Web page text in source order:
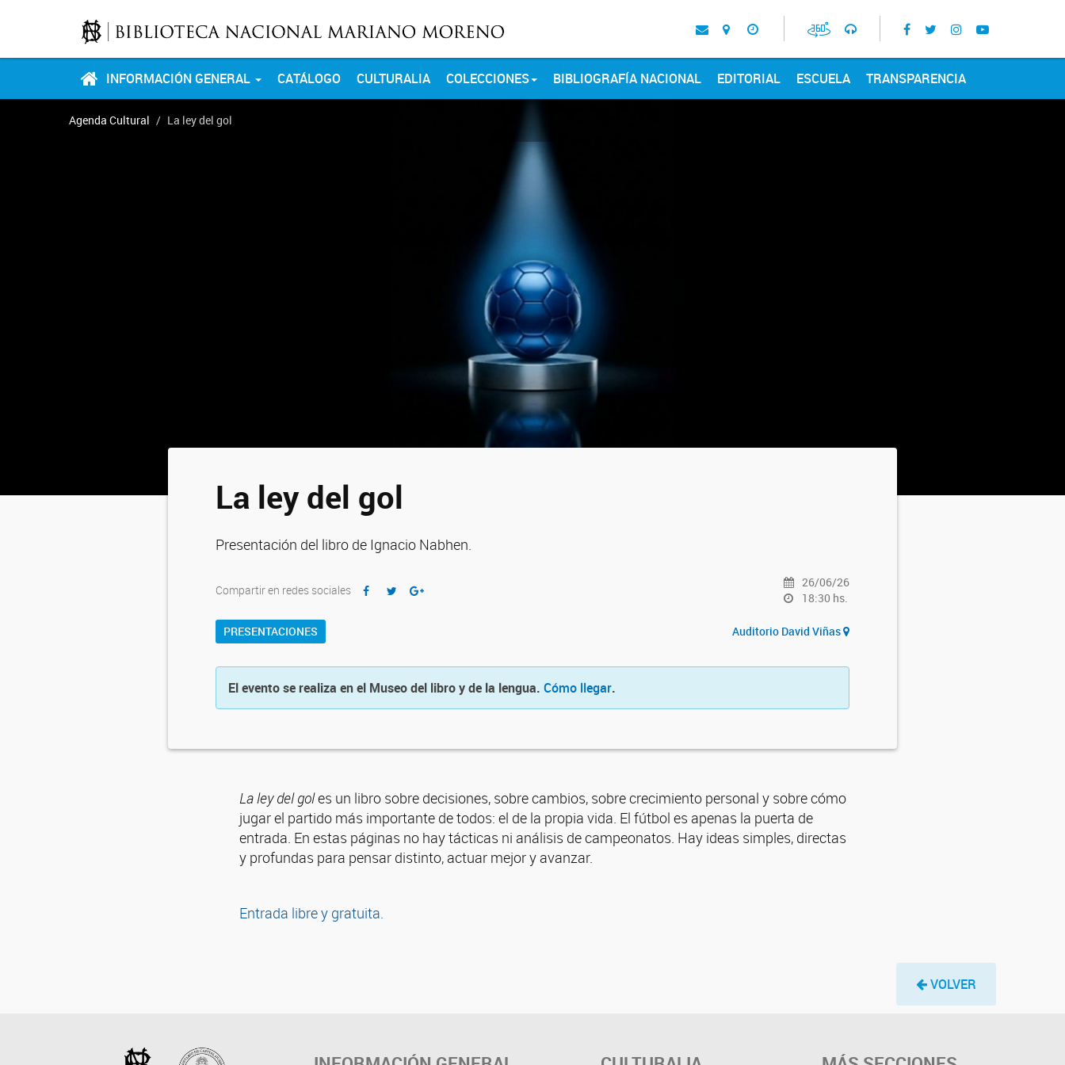
INFORMACIÓN GENERAL CATÁLOGO CULTURALIA COLECCIONES BIBLIOGRAFÍA NACIONAL EDITORIAL ESCUELA TRANSPARENCIA
Agenda Cultural La ley del gol
La ley del gol
Presentación del libro de Ignacio Nabhen.
Compartir en redes sociales
26/06/26
18:30 hs.
PRESENTACIONES Auditorio David Viñas
El evento se realiza en el Museo del libro y de la lengua. Cómo llegar.
La ley del goles un libro sobre decisiones, sobre cambios, sobre crecimiento personal y sobre cómo
jugar el partido más importante de todos: el de la propia vida. El fútbol es apenas la puerta de
entrada. En estas páginas no hay tácticas ni análisis de campeonatos. Hay ideas simples, directas
y profundas para pensar distinto, actuar mejor y avanzar.
Entrada libre y gratuita.
VOLVER